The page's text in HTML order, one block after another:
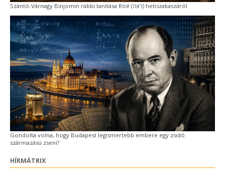
Szántó-Várnagy Binjomin rabbi tanítása Röé (רְאֵה) hetiszakaszáról
Gondolta volna, hogy Budapest legismertebb embere egy zsidó
származású zseni?
HÍRMÁTRIX